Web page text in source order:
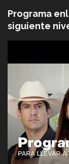
Programa
siguiente